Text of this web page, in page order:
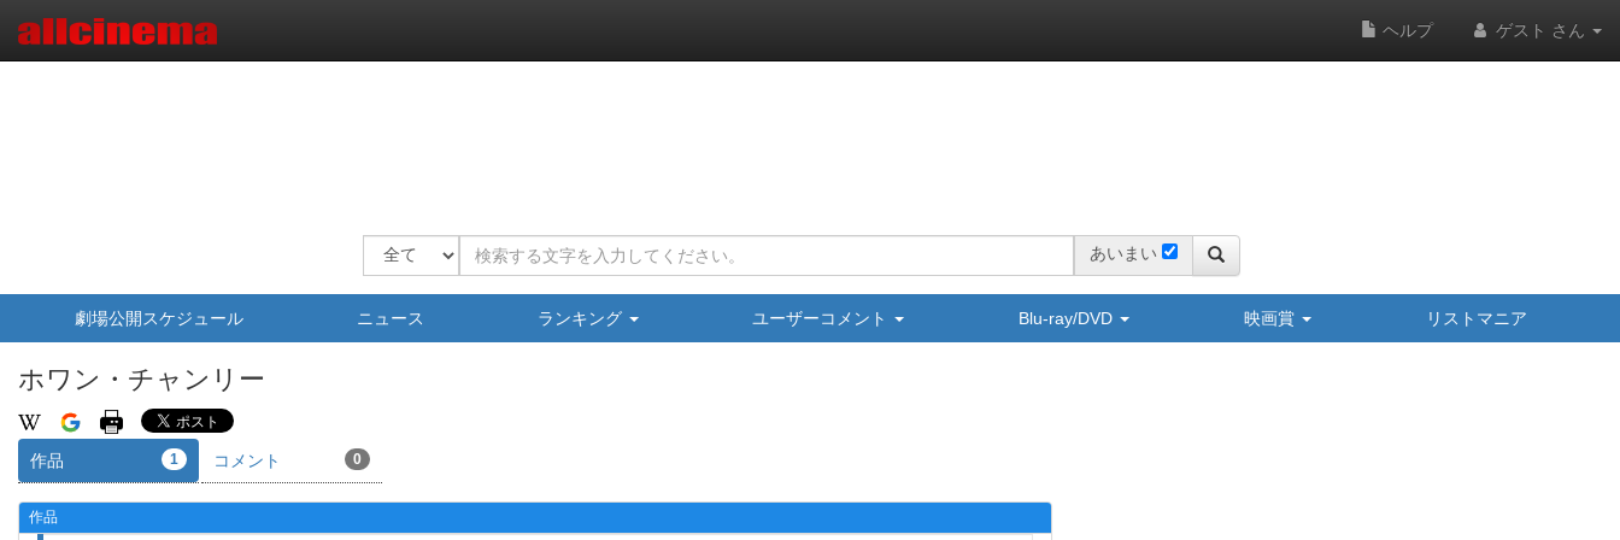
ヘルプ ゲスト さん
あいまい
劇場公開スケジュール ニュース ランキング ユーザーコメント Blu-ray/DVD 映画賞 リストマニア
ホワン・チャンリー
作品 1 コメント 0
作品